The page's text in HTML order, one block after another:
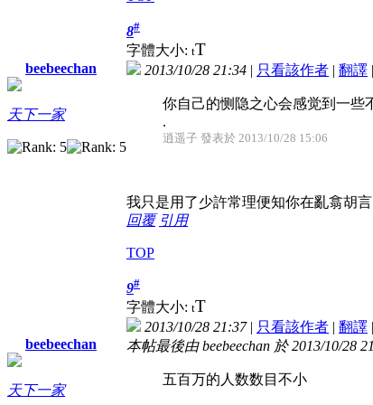
beebeechan
天下一家
8#
字體大小: tT
2013/10/28 21:34 | 只看該作者 | 翻譯 |
你自己的恻隐之心会感觉到一些
.
逍遥子 發表於 2013/10/28 15:06
我只是用了少許常理便知你在亂翕胡
回覆 引用
TOP
beebeechan
天下一家
9#
字體大小: tT
2013/10/28 21:37| 只看該作者 | 翻譯 |
本帖最後由 beebeechan 於 2013/10/28
五百万的人数数目不小